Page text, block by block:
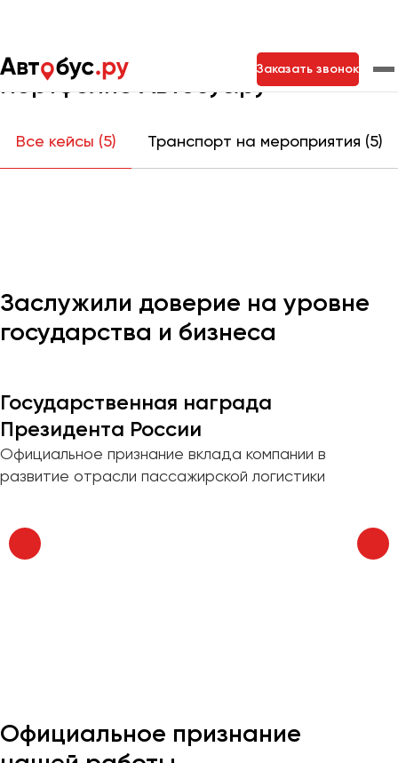
Заказать звонок
Главная Портфолио
Портфолио Автобус.ру
Все кейсы (5) Транспорт на мероприятия (5)
Заслужили доверие на уровне
государства и бизнеса
Государственная награда
Президента России
Официальное признание вклада компании в
развитие отрасли пассажирской логистики
Официальное признание
Москва Санкт-Петербург
Новосибирск
Екатеринбург
Самара Казань Тольятти
Барнаул
Белгород
Великий Новгород
Владивосток
Владикавказ
Владимир
Волжский
Вологда
Иваново
Отправить заявку
Нажимая на кнопку, вы соглашаетесь с
конфиденциальности